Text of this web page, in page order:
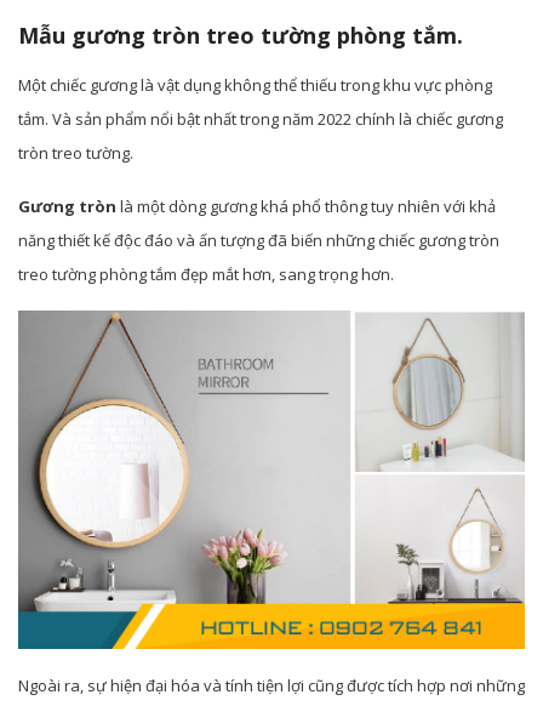
Mẫu gương tròn treo tường phòng tắm.
Một chiếc gương là vật dụng không thể thiếu trong khu vực phòng
tắm. Và sản phẩm nổi bật nhất trong năm 2022 chính là chiếc gương
tròn treo tường.
Gương tròn là một dòng gương khá phổ thông tuy nhiên với khả
năng thiết kế độc đáo và ấn tượng đã biến những chiếc gương tròn
treo tường phòng tắm đẹp mắt hơn, sang trọng hơn.
Ngoài ra, sự hiện đại hóa và tính tiện lợi cũng được tích hợp nơi những